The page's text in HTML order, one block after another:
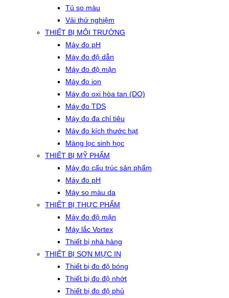
Tủ so màu
Vải thử nghiệm
THIẾT BỊ MÔI TRƯỜNG
Máy đo pH
Máy đo độ dẫn
Máy đo độ mặn
Máy đo ion
Máy đo oxi hòa tan (DO)
Máy đo TDS
Máy đo đa chỉ tiêu
Máy đo kích thước hạt
Màng lọc sinh học
THIẾT BỊ MỸ PHẨM
Máy đo cấu trúc sản phẩm
Máy đo pH
Máy so màu da
THIẾT BỊ THỰC PHẨM
Máy đo độ mặn
Máy lắc Vortex
Thiết bị nhà hàng
THIẾT BỊ SƠN MỰC IN
Thiết bị đo độ bóng
Thiết bị đo độ nhớt
Thiết bị đo độ phủ